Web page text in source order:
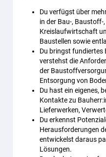
Du verfügst über
in der Bau-,
Kreislaufwirtschaft
Baustellen sowie
Du bringst fundiertes
verstehst die
der
Entsorgung von
Du hast ein eigenes,
Kontakte zu
Lieferwerken,
Du erkennst
Herausforderungen
entwickelst daraus
Lösungen.